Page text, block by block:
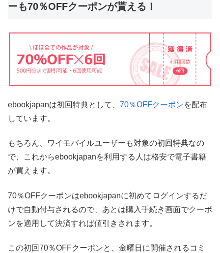
ーも70％OFFクーポンが貰える！
ebookjapanは初回特典として、 70％OFFクーポンを配布
しています。
もちろん、ワイモバイルユーザーも対象の初回特典なの
で、これからebookjapanを利用する人は格安で電子書籍
が買えます。
70％OFFクーポンはebookjapanに初めてログインするだ
けで自動付与されるので、あとは購入手続き画面でクーポ
ンを適用して決済すれば値引きされます。
この初回70％OFFクーポンと、金曜日に開催されるコミ